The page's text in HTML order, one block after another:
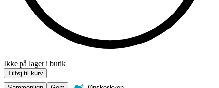
Ikke på lager i butik
Tilføj til kurv